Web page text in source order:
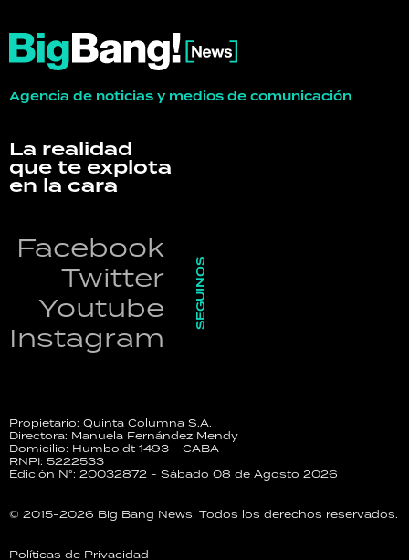
Agencia de noticias y medios de comunicación
La realidad
que te explota
en la cara
Facebook
Twitter
Youtube
Instagram
SEGUINOS
Propietario: Quinta Columna S.A.
Directora: Manuela Fernández Mendy
Domicilio: Humboldt 1493 - CABA
RNPI: 5222533
Edición N°: 20032872 - Sábado 08 de Agosto 2026
© 2015-2026 Big Bang News. Todos los derechos reservados.
Políticas de Privacidad